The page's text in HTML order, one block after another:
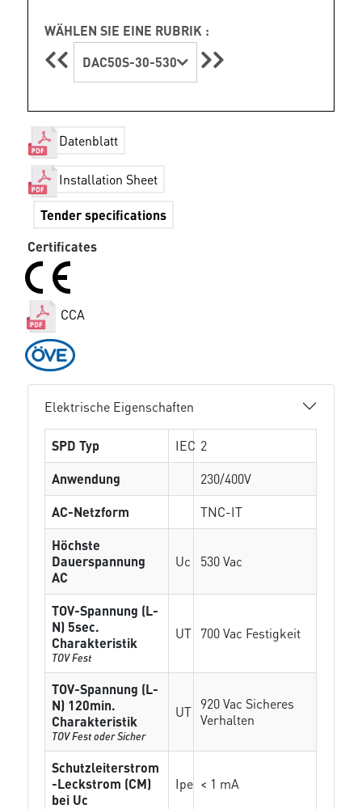
WÄHLEN SIE EINE RUBRIK :
DAC50S-30-530
Datenblatt
Installation Sheet
Tender specifications
Certificates
CCA
Elektrische Eigenschaften
SPD Typ IEC 2
Anwendung
230/400V
AC-Netzform
TNC-IT
Höchste
Dauerspannung
AC
Uc 530 Vac
TOV-Spannung (L-
N) 5sec.
Charakteristik
TOV Fest
UT 700 Vac Festigkeit
TOV-Spannung (L-
N) 120min.
Charakteristik
TOV Fest oder Sicher
UT 920 Vac Sicheres
Verhalten
Schutzleiterstrom
-Leckstrom (CM)
bei Uc
Ipe < 1 mA